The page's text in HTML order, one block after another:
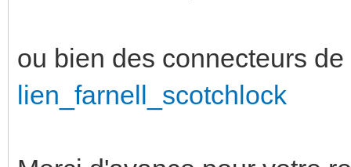
ou bien des connecteurs
lien_farnell_scotchlock